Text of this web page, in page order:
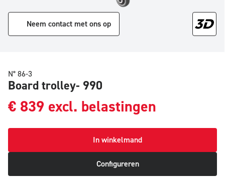
Neem contact met ons op
N° 86-3
Board trolley- 990
€ 839 excl. belastingen
In winkelmand
Configureren